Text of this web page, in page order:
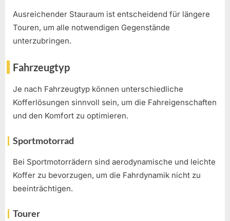
Ausreichender Stauraum ist entscheidend für längere
Touren, um alle notwendigen Gegenstände
unterzubringen.
Fahrzeugtyp
Je nach Fahrzeugtyp können unterschiedliche
Kofferlösungen sinnvoll sein, um die Fahreigenschaften
und den Komfort zu optimieren.
Sportmotorrad
Bei Sportmotorrädern sind aerodynamische und leichte
Koffer zu bevorzugen, um die Fahrdynamik nicht zu
beeinträchtigen.
Tourer